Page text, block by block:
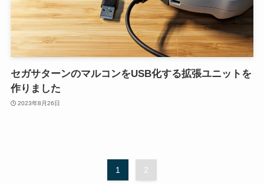
セガサターンのマルコンをUSB化する拡張ユニットを
作りました
2023年8月26日
1 2